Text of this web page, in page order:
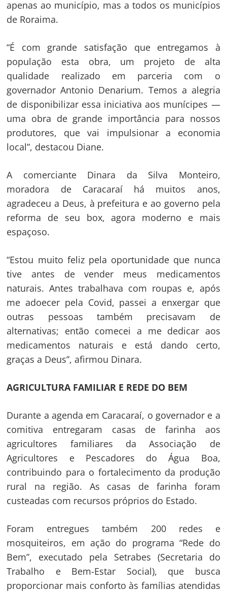
apenas ao município, mas a todos os municípios
de Roraima.
“É com grande satisfação que entregamos à
população esta obra, um projeto de alta
qualidade realizado em parceria com o
governador Antonio Denarium. Temos a alegria
de disponibilizar essa iniciativa aos munícipes —
uma obra de grande importância para nossos
produtores, que vai impulsionar a economia
local”, destacou Diane.
A comerciante Dinara da Silva Monteiro,
moradora de Caracaraí há muitos anos,
agradeceu a Deus, à prefeitura e ao governo pela
reforma de seu box, agora moderno e mais
espaçoso.
“Estou muito feliz pela oportunidade que nunca
tive antes de vender meus medicamentos
naturais. Antes trabalhava com roupas e, após
me adoecer pela Covid, passei a enxergar que
outras pessoas também precisavam de
alternativas; então comecei a me dedicar aos
medicamentos naturais e está dando certo,
graças a Deus”, afirmou Dinara.
AGRICULTURA FAMILIAR E REDE DO BEM
Durante a agenda em Caracaraí, o governador e a
comitiva entregaram casas de farinha aos
agricultores familiares da Associação de
Agricultores e Pescadores do Água Boa,
contribuindo para o fortalecimento da produção
rural na região. As casas de farinha foram
custeadas com recursos próprios do Estado.
Foram entregues também 200 redes e
mosquiteiros, em ação do programa “Rede do
Bem”, executado pela Setrabes (Secretaria do
Trabalho e Bem-Estar Social), que busca
proporcionar mais conforto às famílias atendidas